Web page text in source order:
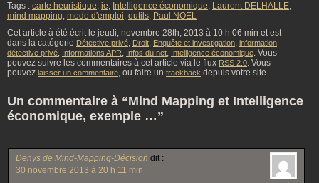
Tags : carte heuristique, ie, Intelligence économique, Laurent DELHALLE,
mind mapping, mode d'emploi, outils, Paul NOEL
Cet article à été écrit le jeudi, novembre 28th, 2013 à 10 h 06 min et est
dans la catégorie Détective privé, Droit, Enquête et investigation, information
détective privé, Informations APR, Infos du net, Intelligence économique. Vous
pouvez suivre les commentaires à cet article via le flux RSS 2.0. Vous
pouvez laisser un commentaire, ou faire un trackback depuis votre site.
Un commentaire à “Mind Mapping et Intelligence
économique, exemple …”
Denys de Mind-Mapping-Décision dit :
30 novembre 2013 à 20 h 11 min